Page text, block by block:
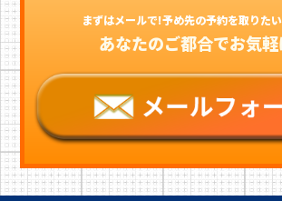
まずはメールで!予め先の予約を取りた
あなたのご都合でお気